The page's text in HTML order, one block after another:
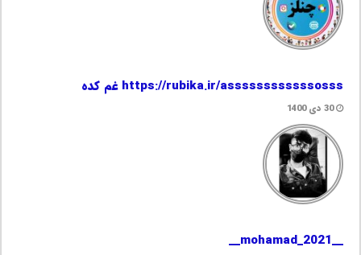
https://rubika.ir/assssssssssssosss غم کده
30 دی 1400
__mohamad_2021__